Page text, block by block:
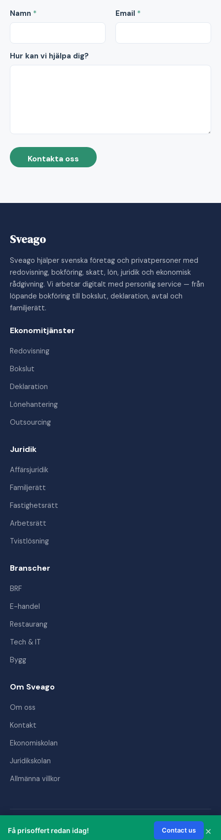
Namn * Email *
Hur kan vi hjälpa dig?
Kontakta oss
Sveago
Sveago hjälper svenska företag och privatpersoner med
redovisning, bokföring, skatt, lön, juridik och ekonomisk
rådgivning. Vi arbetar digitalt med personlig service — från
löpande bokföring till bokslut, deklaration, avtal och
familjerätt.
Ekonomitjänster
Redovisning
Bokslut
Deklaration
Lönehantering
Outsourcing
Juridik
Affärsjuridik
Familjerätt
Fastighetsrätt
Arbetsrätt
Tvistlösning
Branscher
BRF
E-handel
Restaurang
Tech & IT
Bygg
Om Sveago
Om oss
Kontakt
Ekonomiskolan
Juridikskolan
Allmänna villkor
© 2026 Sveago AB. Alla rättigheter förbehållna.
Få prisoffert redan idag! Contact us ×